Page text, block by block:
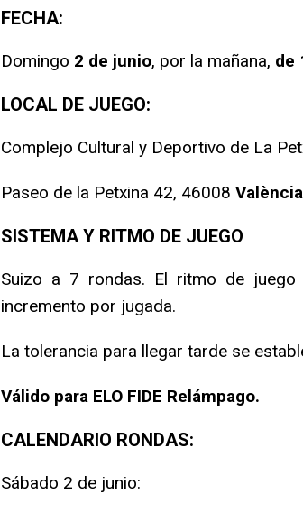
FECHA:
Domingo 2 de junio, por la mañana, de
LOCAL DE JUEGO:
Complejo Cultural y Deportivo de La
Paseo de la Petxina 42, 46008 València
SISTEMA Y RITMO DE JUEGO
Suizo a 7 rondas. El ritmo de
incremento por jugada.
La tolerancia para llegar tarde se
Válido para ELO FIDE Relámpago.
CALENDARIO RONDAS:
Sábado 2 de junio: